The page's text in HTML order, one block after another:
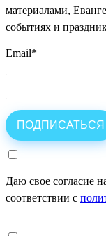
материалами,
событиях и
Email*
Даю свое согласие
соответствии с